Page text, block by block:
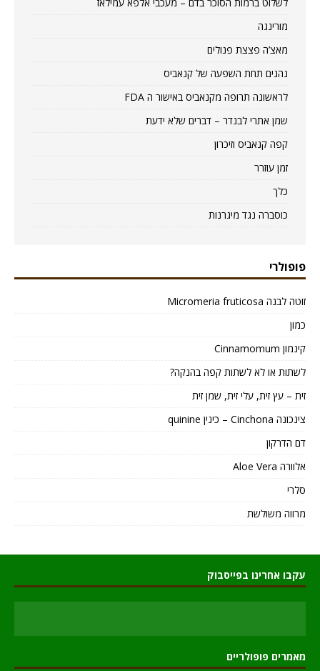
לשלוט ברמות הסוכר בדם – מעכבי אלפא עמילאז
מורינגה
מאצ’ה פצצת פנולים
נהגים תחת השפעה של קנאביס
לראשונה תרופה מקנאביס באישור ה FDA
שמן אתרי לבנדר – דברים שלא ידעת
קפה קנאביס וזיכרון
זמן עוזרר
כלך
כוסברה נגד מיגרנות
פופולרי
זוטה לבנה Micromeria fruticosa
כמון
קינמון Cinnamomum
לשתות או לא לשתות קפה בהנקה?
זית – עץ זית, עלי זית, שמן זית
צינכונה Cinchona – כינין quinine
דם הדרקון
אלוורה Aloe Vera
סלרי
מרווה משולשת
עקבו אחרינו בפייסבוק
מאמרים פופולריים